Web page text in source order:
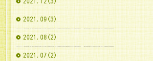
2021.09(3)
2021.08(2)
2021.07(2)